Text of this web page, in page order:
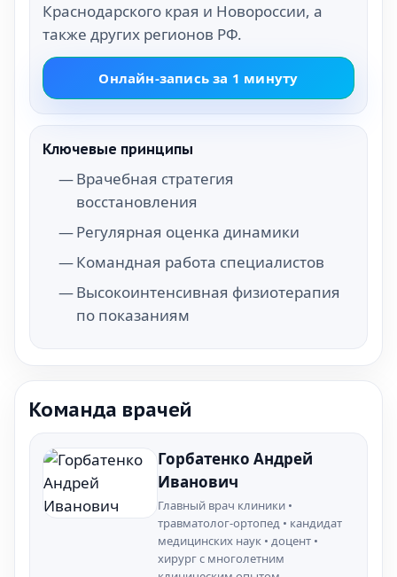
Краснодарского края и Новороссии, а
также других регионов РФ.
Онлайн-запись за 1 минуту
Ключевые принципы
Врачебная стратегия
восстановления
Регулярная оценка динамики
Командная работа специалистов
Высокоинтенсивная физиотерапия
по показаниям
Команда врачей
Горбатенко Андрей
Иванович
Главный врач клиники •
травматолог-ортопед • кандидат
медицинских наук • доцент •
хирург с многолетним